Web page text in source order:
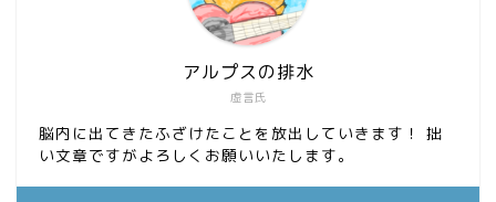
虚言氏
アルプスの排水
脳内に出てきたふざけたことを放出していきます！ 拙
い文章ですがよろしくお願いいたします。